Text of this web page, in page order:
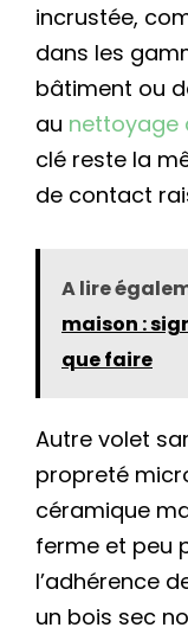
incrustée,
dans les
bâtiment ou
au nettoyage
clé reste la
de contact
A lire
maison :
que faire
Autre volet
propreté
céramique
ferme et peu
l’adhérence
un bois sec